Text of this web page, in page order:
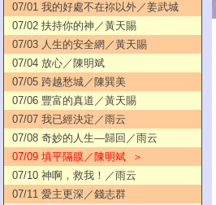
07/01 我的好處不在祢以外／姜武城
07/02 扶持你的神／黃天賜
07/03 人生的安全網／黃天賜
07/04 放心／陳明斌
07/05 跨越愁城／陳巽美
07/06 豐富的真道／黃天賜
07/07 我已經決定／雨云
07/08 奇妙的人生—歸回／雨云
07/09 填平隔膜／陳明斌 ＞
07/10 神啊，救我！／雨云
07/11 愛主更深／錢志群